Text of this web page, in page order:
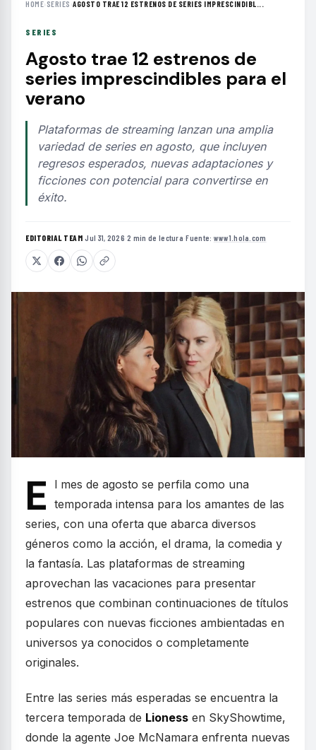
HOME› SERIES ›AGOSTO TRAE 12 ESTRENOS DE SERIES IMPRESCINDIBL...
SERIES
Agosto trae 12 estrenos de
series imprescindibles para el
verano
Plataformas de streaming lanzan una amplia
variedad de series en agosto, que incluyen
regresos esperados, nuevas adaptaciones y
ficciones con potencial para convertirse en
éxito.
EDITORIAL TEAM·Jul 31, 2026·2 min de lectura·Fuente: www1.hola.com
E
l mes de agosto se perfila como una
temporada intensa para los amantes de las
series, con una oferta que abarca diversos
géneros como la acción, el drama, la comedia y
la fantasía. Las plataformas de streaming
aprovechan las vacaciones para presentar
estrenos que combinan continuaciones de títulos
populares con nuevas ficciones ambientadas en
universos ya conocidos o completamente
originales.
Entre las series más esperadas se encuentra la
tercera temporada de Lioness en SkyShowtime,
donde la agente Joe McNamara enfrenta nuevas